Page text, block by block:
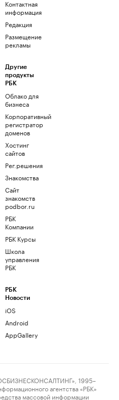
Контактная
информация
Редакция
Размещение
рекламы
Другие
продукты
РБК
Облако для
бизнеса
Корпоративный
регистратор
доменов
Хостинг
сайтов
Рег.решения
Знакомства
Сайт
знакомств
podbor.ru
РБК
Компании
РБК Курсы
Школа
управления
РБК
РБК
Новости
iOS
Android
AppGallery
1995–
агентства «РБК»
массовой информации